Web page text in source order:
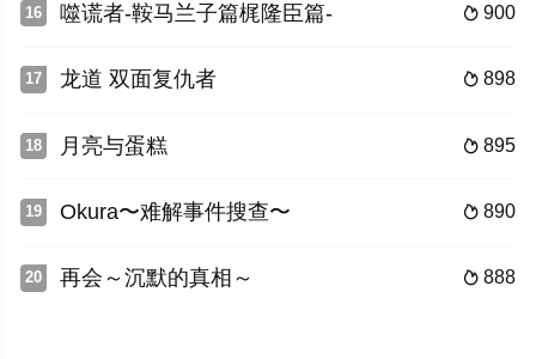
16  900
噬谎者-鞍马兰子篇梶隆臣篇-
17  898
龙道 双面复仇者
18  895
月亮与蛋糕
19  890
Okura〜难解事件搜查〜
20  888
再会～沉默的真相～